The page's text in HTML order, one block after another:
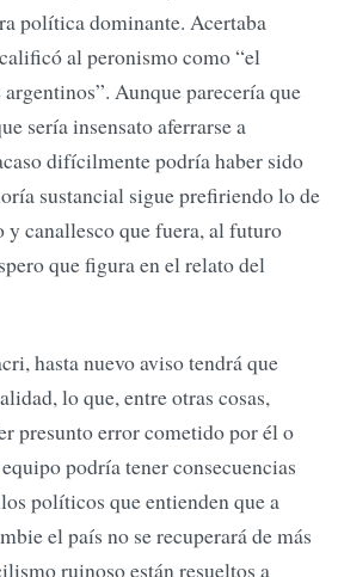
política dominante. Acertaba
al peronismo como “el
Aunque parecería que
sería insensato aferrarse a
difícilmente podría haber sido
sustancial sigue prefiriendo lo de
y canallesco que fuera, al futuro
que figura en el relato del
hasta nuevo aviso tendrá que
lo que, entre otras cosas,
presunto error cometido por él o
podría tener consecuencias
políticos que entienden que a
el país no se recuperará de más
ruinoso están resueltos a